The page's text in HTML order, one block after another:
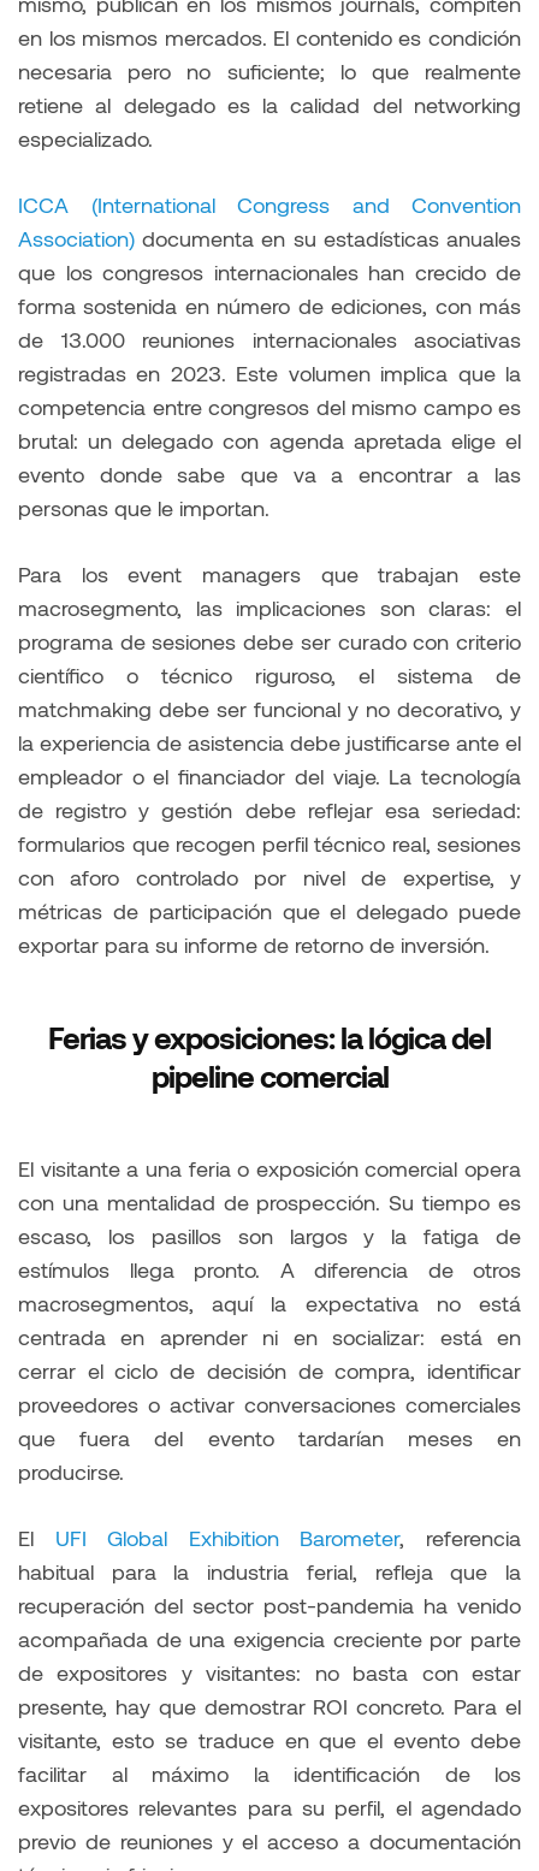
en los mismos mercados. El contenido es condición
necesaria pero no suficiente; lo que realmente
retiene al delegado es la calidad del networking
especializado.
ICCA (International Congress and Convention
Association) documenta en su estadísticas anuales
que los congresos internacionales han crecido de
forma sostenida en número de ediciones, con más
de 13.000 reuniones internacionales asociativas
registradas en 2023. Este volumen implica que la
competencia entre congresos del mismo campo es
brutal: un delegado con agenda apretada elige el
evento donde sabe que va a encontrar a las
personas que le importan.
Para los event managers que trabajan este
macrosegmento, las implicaciones son claras: el
programa de sesiones debe ser curado con criterio
científico o técnico riguroso, el sistema de
matchmaking debe ser funcional y no decorativo, y
la experiencia de asistencia debe justificarse ante el
empleador o el financiador del viaje. La tecnología
de registro y gestión debe reflejar esa seriedad:
formularios que recogen perfil técnico real, sesiones
con aforo controlado por nivel de expertise, y
métricas de participación que el delegado puede
exportar para su informe de retorno de inversión.
Ferias y exposiciones: la lógica del
pipeline comercial
El visitante a una feria o exposición comercial opera
con una mentalidad de prospección. Su tiempo es
escaso, los pasillos son largos y la fatiga de
estímulos llega pronto. A diferencia de otros
macrosegmentos, aquí la expectativa no está
centrada en aprender ni en socializar: está en
cerrar el ciclo de decisión de compra, identificar
proveedores o activar conversaciones comerciales
que fuera del evento tardarían meses en
producirse.
El UFI Global Exhibition Barometer, referencia
habitual para la industria ferial, refleja que la
recuperación del sector post-pandemia ha venido
acompañada de una exigencia creciente por parte
de expositores y visitantes: no basta con estar
presente, hay que demostrar ROI concreto. Para el
visitante, esto se traduce en que el evento debe
facilitar al máximo la identificación de los
expositores relevantes para su perfil, el agendado
previo de reuniones y el acceso a documentación